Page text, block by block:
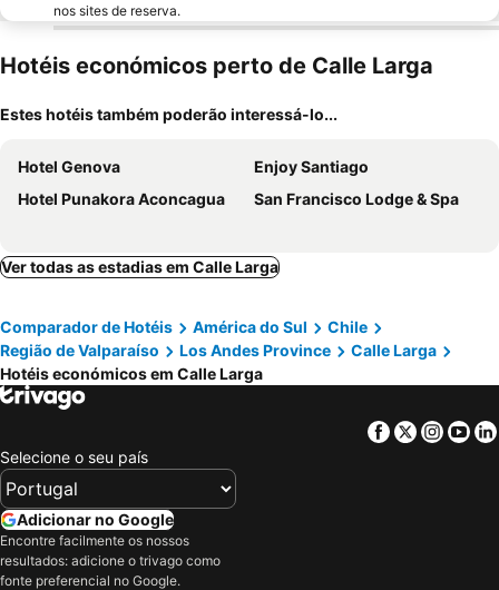
nos sites de reserva.
Hotéis económicos perto de Calle Larga
Estes hotéis também poderão interessá-lo...
Hotel Genova
Enjoy Santiago
Hotel Punakora Aconcagua
San Francisco Lodge & Spa
Ver todas as estadias em Calle Larga
Comparador de Hotéis América do Sul
Chile
Região de Valparaíso
Los Andes Province
Calle Larga
Hotéis económicos em Calle Larga
Facebook
Twitter
Selecione o seu país
Adicionar no Google
Encontre facilmente os nossos
resultados: adicione o trivago como
fonte preferencial no Google.